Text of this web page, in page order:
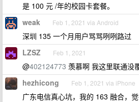
是 100 元 /年的校园卡套餐。
weak Feb 1, 2021 via Android
深圳 135 一个月用户骂骂咧咧路过
LZSZ Feb 1, 2021
@402124773 羡慕啊 我这里联通没
hezhicong Feb 1, 2021 via iPhone
广东电信真心坑，我的 163 融合，